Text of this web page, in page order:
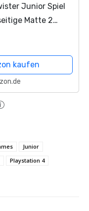
Junior Spiel
Matte 2
kaufen
Junior
Playstation 4